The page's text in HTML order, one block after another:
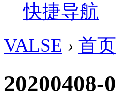
快捷导航
VALSE › 首页